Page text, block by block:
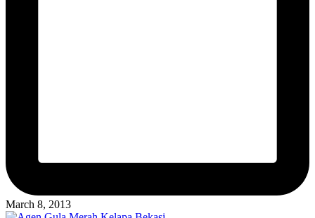
March 8, 2013